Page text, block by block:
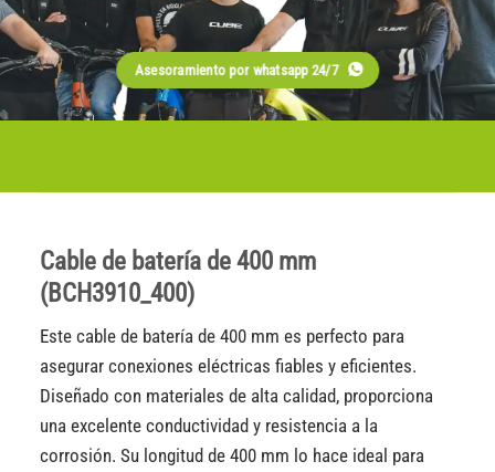
Asesoramiento por whatsapp 24/7
Cable de batería de 400 mm
(BCH3910_400)
Este cable de batería de 400 mm es perfecto para
asegurar conexiones eléctricas fiables y eficientes.
Diseñado con materiales de alta calidad, proporciona
una excelente conductividad y resistencia a la
corrosión. Su longitud de 400 mm lo hace ideal para